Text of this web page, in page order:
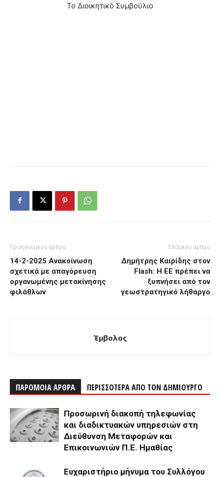
Το Διοικητικό Συμβούλιο
Προηγούμενο άρθρο
14-2-2025 Ανακοίνωση
σχετικά με απαγόρευση
οργανωμένης μετακίνησης
φιλάθλων
Επόμενο άρθρο
Δημήτρης Καιρίδης στον
Flash: Η ΕΕ πρέπει να
ξυπνήσει από τον
γεωστρατηγικό λήθαργο
Έμβολος
ΠΑΡΟΜΟΙΑ ΑΡΘΡΑ ΠΕΡΙΣΣΟΤΕΡΑ ΑΠΟ ΤΟΝ ΔΗΜΙΟΥΡΓΟ
Προσωρινή διακοπή τηλεφωνίας
και διαδικτυακών υπηρεσιών στη
Διεύθυνση Μεταφορών και
Επικοινωνιών Π.Ε. Ημαθίας
Ευχαριστήριο μήνυμα του Συλλόγου